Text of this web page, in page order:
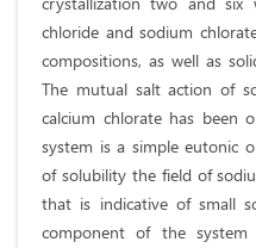
chloride and sodium
compositions, as well as
The mutual salt action of
calcium chlorate has been
system is a simple eutonic
of solubility the field of
that is indicative of small
component of the